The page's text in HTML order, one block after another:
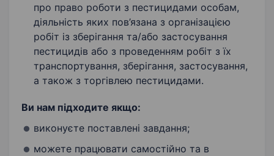
про право роботи з пестицидами особам,
діяльність яких пов’язана з організацією
робіт із зберігання та/або застосування
пестицидів або з проведенням робіт з їх
транспортування, зберігання, застосування,
а також з торгівлею пестицидами.
Ви нам підходите якщо:
виконуєте поставлені завдання;
можете працювати самостійно та в